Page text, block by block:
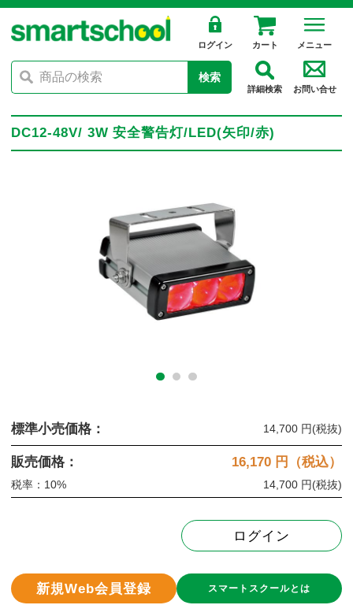
ログイン カート メニュー
検索
詳細検索 お問い合せ
DC12-48V/ 3W 安全警告灯/LED(矢印/赤)
標準小売価格： 14,700 円(税抜)
販売価格： 16,170 円（税込）
税率：10% 14,700 円(税抜)
ログイン
新規Web会員登録 スマートスクールとは